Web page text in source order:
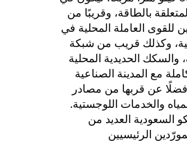
بالطاقة، وقريبًا من
للقوى العاملة المحلية في
وكذلك قريب من شبكة
والسكك الحديدية المحلية
مع المدينة الصناعية
فضلًا عن قربها من مصادر
والخدمات اللوجستية.
السعودية العديد من
الرئيسيين